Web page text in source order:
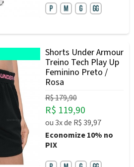
Shorts Under Armour
Treino Tech Play Up
Feminino Preto /
Rosa
R$ 179,90
R$ 119,90
ou3xde R$ 39,97
Economize10% no
PIX